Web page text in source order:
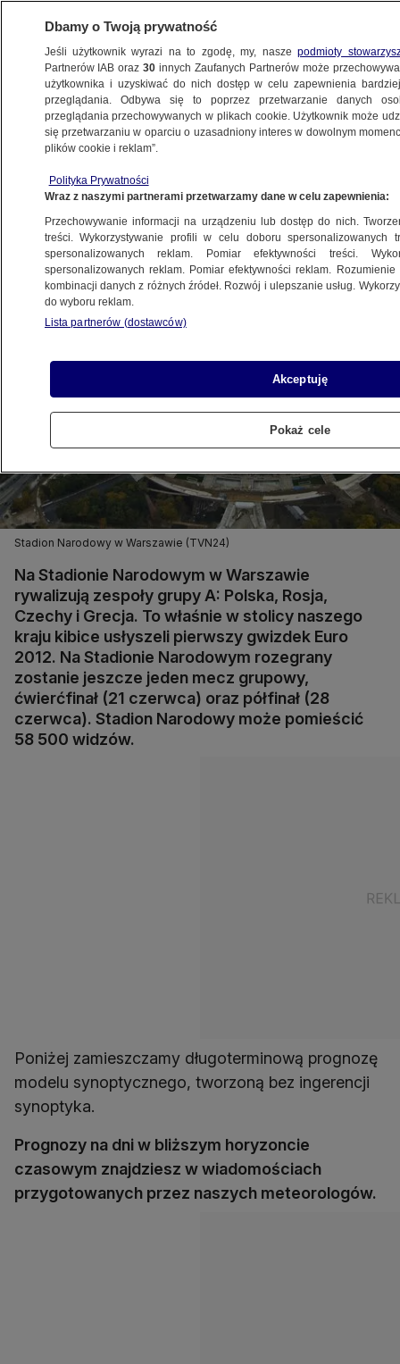
METEO
NAJNOWSZE
długoterminowa
14.06.2012, 18:12
Udostępnij
Stadion Narodowy w Warszawie (TVN24)
Na Stadionie Narodowym w Warszawie
rywalizują zespoły grupy A: Polska, Rosja,
Czechy i Grecja. To właśnie w stolicy naszego
kraju kibice usłyszeli pierwszy gwizdek Euro
2012. Na Stadionie Narodowym rozegrany
zostanie jeszcze jeden mecz grupowy,
ćwierćfinał (21 czerwca) oraz półfinał (28
czerwca). Stadion Narodowy może pomieścić
58 500 widzów.
Poniżej zamieszczamy długoterminową prognozę
modelu synoptycznego, tworzoną bez ingerencji
synoptyka.
Prognozy na dni w bliższym horyzoncie
czasowym znajdziesz w wiadomościach
przygotowanych przez naszych meteorologów.
Dbamy o Twoją prywatność
Jeśli użytkownik wyrazi na to zgodę, my, naszepodmioty
Partnerów IAB oraz30 innych Zaufanych Partnerów może
użytkownika i uzyskiwać do nich dostęp w celu zapewnienia
przeglądania. Odbywa się to poprzez przetwarzanie danych
przeglądania przechowywanych w plikach cookie. Użytkownik może
się przetwarzaniu w oparciu o uzasadniony interes w dowolnym
plików cookie i reklam”.
Polityka Prywatności
Wraz z naszymi partnerami przetwarzamy dane w celu zapewnienia:
Przechowywanie informacji na urządzeniu lub dostęp do nich.
treści. Wykorzystywanie profili w celu doboru spersonalizowanych
spersonalizowanych reklam. Pomiar efektywności treści.
spersonalizowanych reklam. Pomiar efektywności reklam.
kombinacji danych z różnych źródeł. Rozwój i ulepszanie usług.
do wyboru reklam.
Lista partnerów (dostawców)
Akceptuję
Pokaż cele